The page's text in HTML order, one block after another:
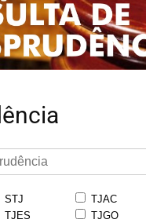
STJ TJAC
TJES TJGO